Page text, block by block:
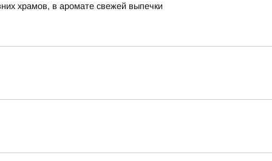
храмов, в аромате свежей выпечки